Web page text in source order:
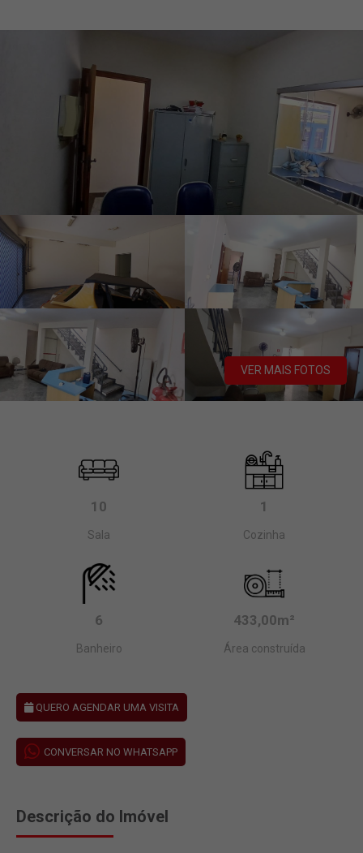
VER MAIS FOTOS
10
Sala
1
Cozinha
6
Banheiro
433,00m²
Área construída
QUERO AGENDAR UMA VISITA
CONVERSAR NO WHATSAPP
Descrição do Imóvel